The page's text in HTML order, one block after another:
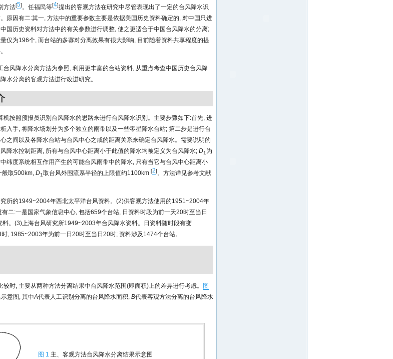
方法[5]。任福民等[4]提出的客观方法在研究中尽管表现出了一定的台风降水识
原因有二:其一, 方法中的重要参数主要是依据美国历史资料确定的, 对中国只进
国历史资料对方法中的有关参数进行调整, 使之更适合于中国台风降水的分离;
仅为196个, 而台站的多寡对分离效果有很大影响, 目前随着资料共享程度的提
台风降水分离方法为参照, 利用更丰富的台站资料, 从重点考查中国历史台风降
水分离的客观方法进行改进研究。
机按照预报员识别台风降水的思路来进行台风降水识别。主要步骤如下:首先, 进
入手, 将降水场划分为多个独立的雨带以及一些零星降水台站; 第二步是进行台
之间以及各降水台站与台风中心之戒的距离关系来确定台风降水。需要说明的
降水控制距离, 所有与台风中心距离小于此值的降水均被定义为台风降水; D1为
纬度系统相互作用产生的可能台风雨带中的降水, 只有当它与台风中心距离小
般取500km, D1取台风外围流系半径的上限值约1100km [2]。方法详见参考文献
所的1949~2004年西北太平洋台风资料。(2)供客观方法使用的1951~2004年
二:一是国家气象信息中心, 包括659个台站, 日资料时段为前一天20时至当日
。(3)上海台风研究所1949~2003年台风降水资料。日资料随时段有变
, 1985~2003年为前一日20时至当日20时; 资料涉及1474个台站。
时, 主要从两种方法分离结果中台风降水范围(即面积)上的差异进行考虑。
图
意图, 其中A代表人工识别分离的台风降水面积, B代表客观方法分离的台风降水
图 1 主、客观方法台风降水分离结果示意图